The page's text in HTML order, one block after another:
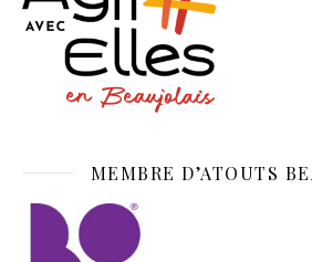
MEMBRE D’ATOUTS